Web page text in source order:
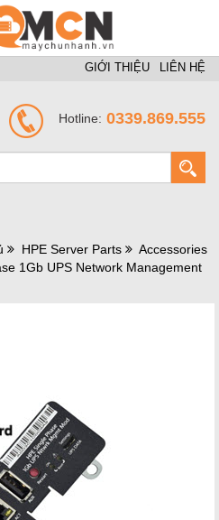
GIỚI THIỆU LIÊN HỆ
Hotline: 0339.869.555
HPE Server Parts
Accessories
1Gb UPS Network Management